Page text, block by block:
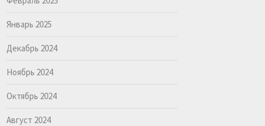
Январь 2025
Декабрь 2024
Ноябрь 2024
Октябрь 2024
Август 2024